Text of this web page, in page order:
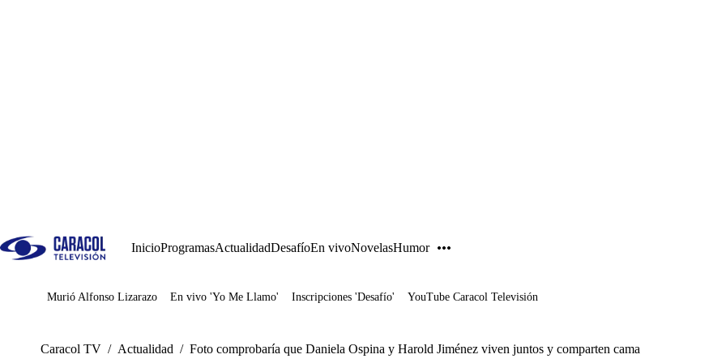
InicioProgramasActualidadDesafíoEn vivoNovelasHumor
Juegos
Murió Alfonso Lizarazo En vivo 'Yo Me Llamo' Inscripciones 'Desafío' YouTube Caracol Televisión
Caracol TV / Actualidad / Foto comprobaría que Daniela Ospina y Harold Jiménez viven juntos y comparten cama